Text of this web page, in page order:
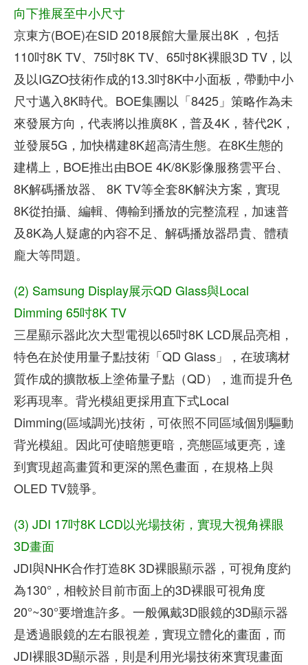
向下推展至中小尺寸
京東方(BOE)在SID 2018展館大量展出8K ，包括
110吋8K TV、75吋8K TV、65吋8K裸眼3D TV，以
及以IGZO技術作成的13.3吋8K中小面板，帶動中小
尺寸邁入8K時代。BOE集團以「8425」策略作為未
來發展方向，代表將以推廣8K，普及4K，替代2K，
並發展5G，加快構建8K超高清生態。在8K生態的
建構上，BOE推出由BOE 4K/8K影像服務雲平台、
8K解碼播放器、 8K TV等全套8K解決方案，實現
8K從拍攝、編輯、傳輸到播放的完整流程，加速普
及8K為人疑慮的內容不足、解碼播放器昂貴、體積
龐大等問題。
(2) Samsung Display展示QD Glass與Local
Dimming 65吋8K TV
三星顯示器此次大型電視以65吋8K LCD展品亮相，
特色在於使用量子點技術「QD Glass」，在玻璃材
質作成的擴散板上塗佈量子點（QD），進而提升色
彩再現率。背光模組更採用直下式Local
Dimming(區域調光)技術，可依照不同區域個別驅動
背光模組。因此可使暗態更暗，亮態區域更亮，達
到實現超高畫質和更深的黑色畫面，在規格上與
OLED TV競爭。
(3) JDI 17吋8K LCD以光場技術，實現大視角裸眼
3D畫面
JDI與NHK合作打造8K 3D裸眼顯示器，可視角度約
為130°，相較於目前市面上的3D裸眼可視角度
20°~30°要增進許多。一般佩戴3D眼鏡的3D顯示器
是透過眼鏡的左右眼視差，實現立體化的畫面，而
JDI裸眼3D顯示器，則是利用光場技術來實現畫面